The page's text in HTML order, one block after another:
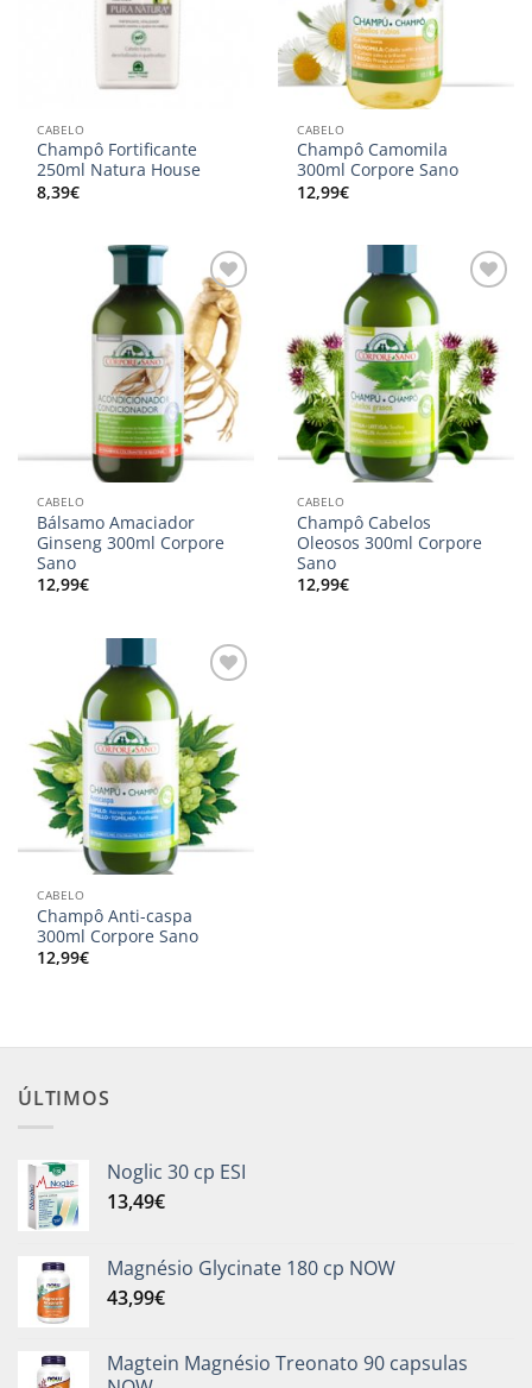
CABELO
Champô Fortificante
250ml Natura House
8,39€
CABELO
Champô Camomila
300ml Corpore Sano
12,99€
Adicionar
aos
meus
desejos
CABELO
Bálsamo Amaciador
Ginseng 300ml Corpore
Sano
12,99€
meus
desejos
CABELO
Champô Cabelos
Oleosos 300ml Corpore
Sano
12,99€
aos
meus
desejos
CABELO
Champô Anti-caspa
300ml Corpore Sano
12,99€
ÚLTIMOS
Noglic 30 cp ESI
13,49€
Magnésio Glycinate 180 cp NOW
43,99€
Magtein Magnésio Treonato 90 capsulas